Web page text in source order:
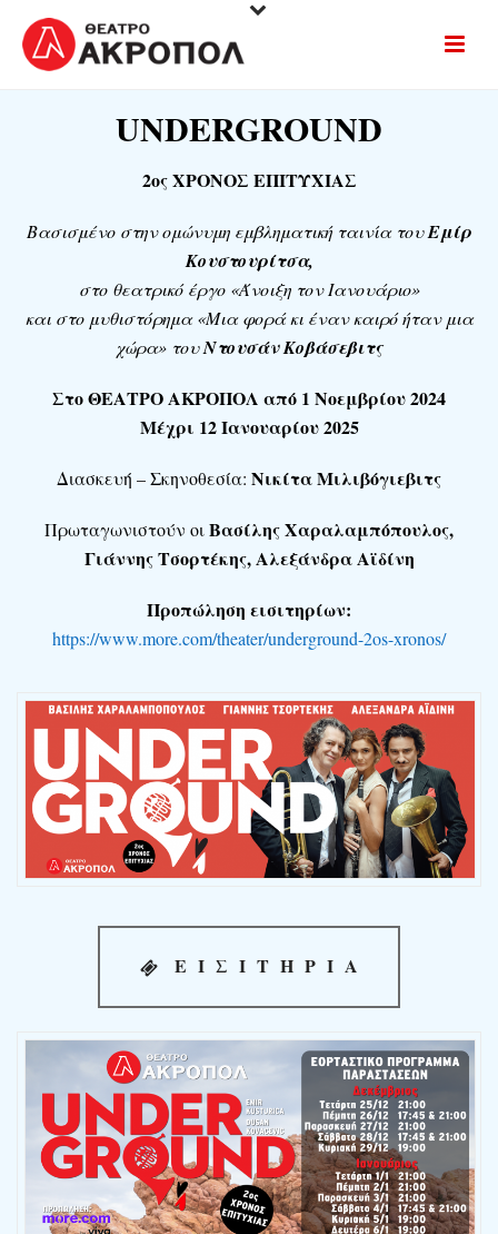
UNDERGROUND
2ος ΧΡΟΝΟΣ ΕΠΙΤΥΧΙΑΣ
Βασισμένο στην ομώνυμη εμβληματική ταινία τουΕμίρ
Κουστουρίτσα,
στο θεατρικό έργο «Άνοιξη τον Ιανουάριο»
και στο μυθιστόρημα «Μια φορά κι έναν καιρό ήταν μια
χώρα» τουΝτουσάν Κοβάσεβιτς
Στο ΘΕΑΤΡΟ ΑΚΡΟΠΟΛ από 1 Νοεμβρίου 2024
Μέχρι 12 Ιανουαρίου 2025
Διασκευή – Σκηνοθεσία: Νικίτα Μιλιβόγιεβιτς
Πρωταγωνιστούν οιΒασίλης Χαραλαμπόπουλος,
Γιάννης Τσορτέκης, Αλεξάνδρα Αϊδίνη
Προπώληση εισιτηρίων:
https://www.more.com/theater/underground-2os-xronos/
ΕΙΣΙΤΗΡΙΑ